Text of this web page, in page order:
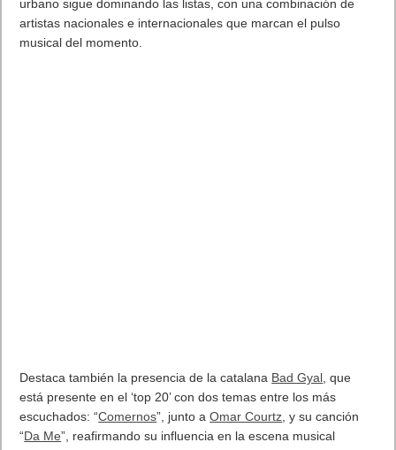
urbano sigue dominando las listas, con una combinación de
artistas nacionales e internacionales que marcan el pulso
musical del momento.
Destaca también la presencia de la catalanaBad Gyal, que
está presente en el ‘top 20’ con dos temas entre los más
escuchados: “Comernos”, junto aOmar Courtz, y su canción
“Da Me”, reafirmando su influencia en la escena musical